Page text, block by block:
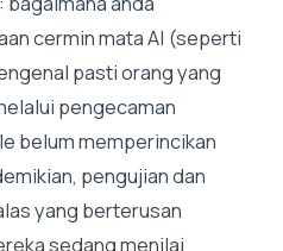
cermin mata AI (seperti
pasti orang yang
pengecaman
belum memperincikan
pengujian dan
yang berterusan
sedang menilai